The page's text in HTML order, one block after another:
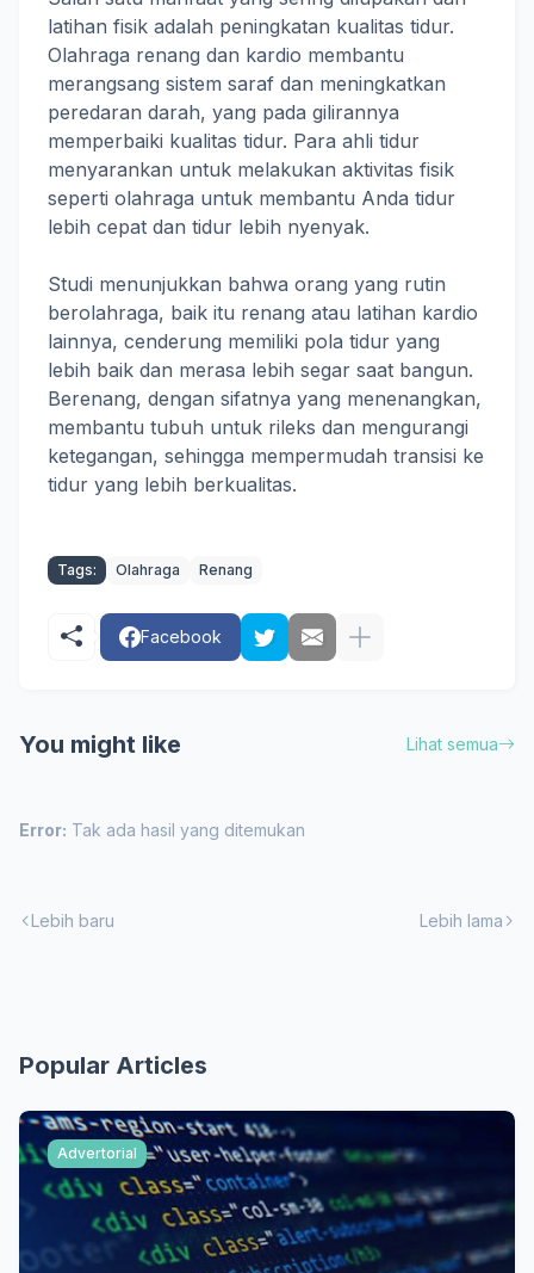
latihan fisik adalah peningkatan kualitas tidur.
Olahraga renang dan kardio membantu
merangsang sistem saraf dan meningkatkan
peredaran darah, yang pada gilirannya
memperbaiki kualitas tidur. Para ahli tidur
menyarankan untuk melakukan aktivitas fisik
seperti olahraga untuk membantu Anda tidur
lebih cepat dan tidur lebih nyenyak.
Studi menunjukkan bahwa orang yang rutin
berolahraga, baik itu renang atau latihan kardio
lainnya, cenderung memiliki pola tidur yang
lebih baik dan merasa lebih segar saat bangun.
Berenang, dengan sifatnya yang menenangkan,
membantu tubuh untuk rileks dan mengurangi
ketegangan, sehingga mempermudah transisi ke
tidur yang lebih berkualitas.
Tags: Olahraga Renang
Facebook
You might like Lihat semua
Error: Tak ada hasil yang ditemukan
Lebih baru Lebih lama
Popular Articles
Advertorial